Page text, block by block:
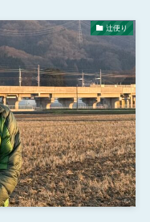
辻便り